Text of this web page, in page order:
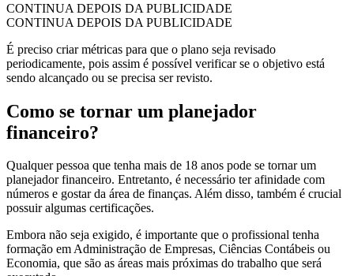
CONTINUA DEPOIS DA PUBLICIDADE
CONTINUA DEPOIS DA PUBLICIDADE
É preciso criar métricas para que o plano seja revisado
periodicamente, pois assim é possível verificar se o objetivo está
sendo alcançado ou se precisa ser revisto.
Como se tornar um planejador
financeiro?
Qualquer pessoa que tenha mais de 18 anos pode se tornar um
planejador financeiro. Entretanto, é necessário ter afinidade com
números e gostar da área de finanças. Além disso, também é crucial
possuir algumas certificações.
Embora não seja exigido, é importante que o profissional tenha
formação em Administração de Empresas, Ciências Contábeis ou
Economia, que são as áreas mais próximas do trabalho que será